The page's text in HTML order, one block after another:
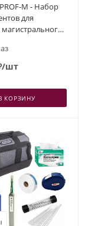
M - Набор
для
/шт
КОРЗИНУ